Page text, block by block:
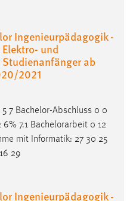
Ingenieurpädagogik -
und
ab
2021
7 Bachelor-Abschluss 0 0
29